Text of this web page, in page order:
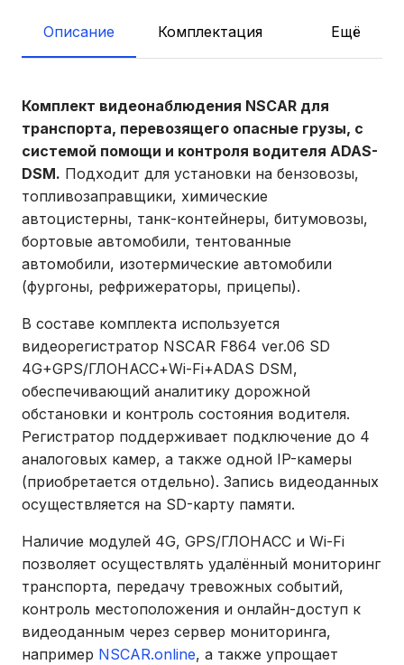
Описание Комплектация Ещё
Комплект видеонаблюдения NSCAR для
транспорта, перевозящего опасные грузы, с
системой помощи и контроля водителя ADAS-
DSM. Подходит для установки на бензовозы,
топливозаправщики, химические
автоцистерны, танк-контейнеры, битумовозы,
бортовые автомобили, тентованные
автомобили, изотермические автомобили
(фургоны, рефрижераторы, прицепы).
В составе комплекта используется
видеорегистратор NSCAR F864 ver.06 SD
4G+GPS/ГЛОНАСС+Wi-Fi+ADAS DSM,
обеспечивающий аналитику дорожной
обстановки и контроль состояния водителя.
Регистратор поддерживает подключение до 4
аналоговых камер, а также одной IP-камеры
(приобретается отдельно). Запись видеоданных
осуществляется на SD-карту памяти.
Наличие модулей 4G, GPS/ГЛОНАСС и Wi-Fi
позволяет осуществлять удалённый мониторинг
транспорта, передачу тревожных событий,
контроль местоположения и онлайн-доступ к
видеоданным через сервер мониторинга,
например NSCAR.online, а также упрощает